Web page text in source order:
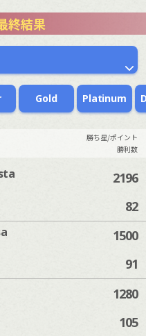
終結果
Gold Platinum
勝ち星/ポイント
勝利数
2196
82
1500
91
1280
105